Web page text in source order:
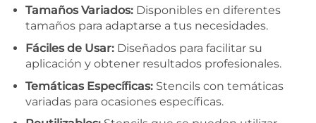
Tamaños Variados:Disponibles en diferentes
tamaños para adaptarse a tus necesidades.
Fáciles de Usar:Diseñados para facilitar su
aplicación y obtener resultados profesionales.
Temáticas Específicas:Stencils con temáticas
variadas para ocasiones específicas.